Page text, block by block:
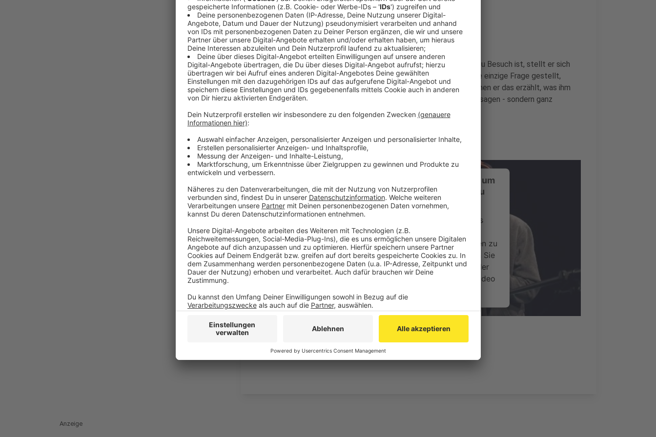
Ein Promi, keine Fragen und fünf Gegenstände
Anzeige
Wenn ein Popstar, Comedian, Schauspieler oder Politiker bei uns zu Besuch ist, stellt er sich
auch dem besonderen Video-Interview „Fünf für". Dabei wird keine einzige Frage gestellt,
sondern dem Gast einfach fünf Dinge in die Hand gedrückt, zu denen er das erzählt, was ihm
als Erstes einfällt. Keine Standardantworten, keine Promotionaussagen - sondern ganz
persönliche Geschichten - das ist „Fünf für"!
Wir benötigen Ihre Zustimmung, um
den YouTube Video-Service zu
laden!
Wir verwenden einen Service eines
Drittanbieters, um Videoinhalte
einzubetten. Dieser Service kann Daten zu
Ihren Aktivitäten sammeln. Bitte lesen Sie
die Details durch und stimmen Sie der
Nutzung des Service zu, um dieses Video
Akzeptieren
powered byUsercentrics Consent Management
Platform
Fünf für Otto Waalkes
Anzeige
Anzeige